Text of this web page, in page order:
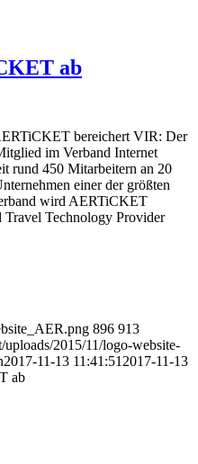
ab
bereichert VIR: Der
im Verband Internet
rund 450 Mitarbeitern an 20
einer der größten
wird AERTiCKET
Travel Technology Provider
896 913
2015/11/logo-website-
2017-11-13 11:41:51 2017-11-13
ab